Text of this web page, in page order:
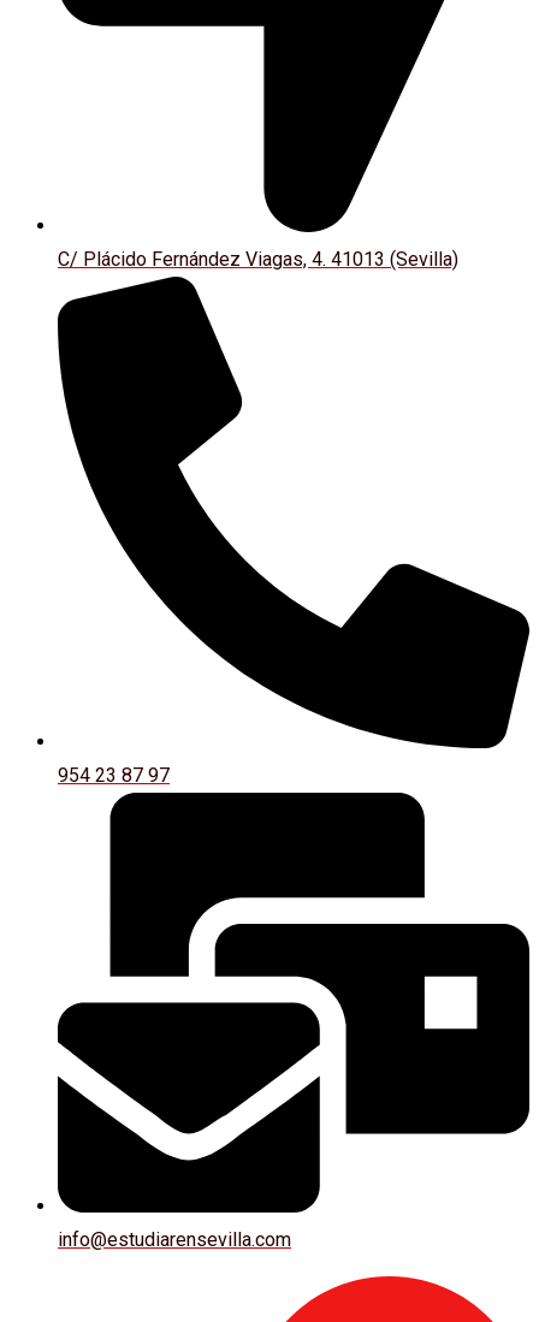
C/ Plácido Fernández Viagas, 4. 41013 (Sevilla)
954 23 87 97
info@estudiarensevilla.com